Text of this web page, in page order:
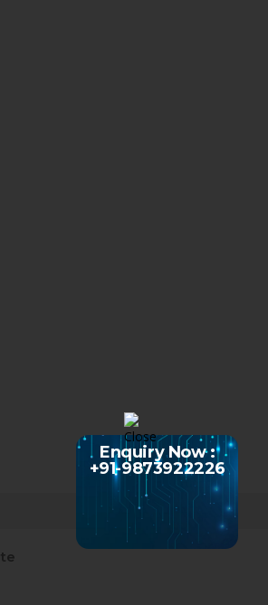
Enquiry Now :
+91-9873922226